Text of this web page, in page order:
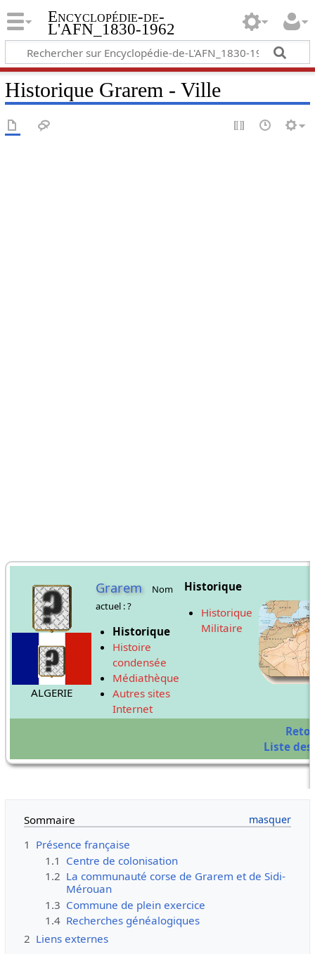
Encyclopédie-de-
L'AFN_1830-1962
Historique Grarem - Ville
ALGERIE
Grarem
Nom
actuel : ?
Historique
Histoire
condensée
Médiathèque
Autres sites
Internet
Historique
Historique
Militaire
Liste
Sommaire
1 Présence française
1.1 Centre de colonisation
1.2 La communauté corse de Grarem et de Sidi-
Mérouan
1.3 Commune de plein exercice
1.4 Recherches généalogiques
2 Liens externes